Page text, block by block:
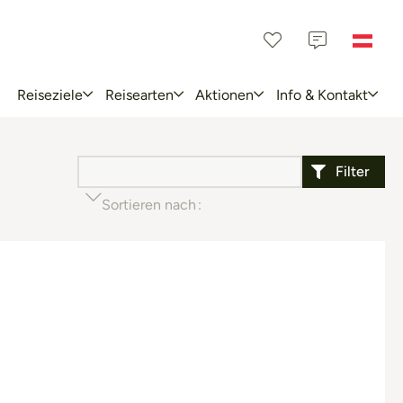
Reiseziele Reisearten Aktionen Info & Kontakt
Filter
Sortieren nach